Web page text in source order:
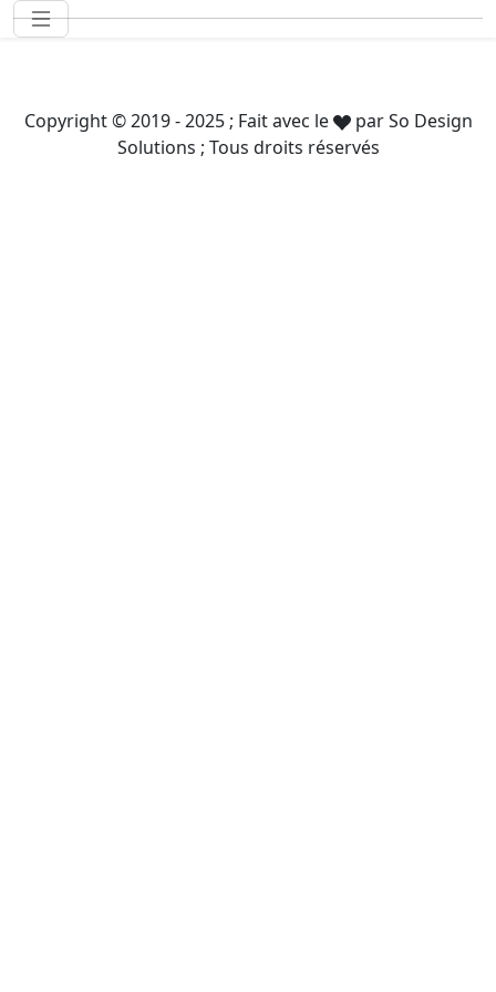
Copyright © 2019 - 2025 ; Fait avec le parSo Design
Solutions ; Tous droits réservés